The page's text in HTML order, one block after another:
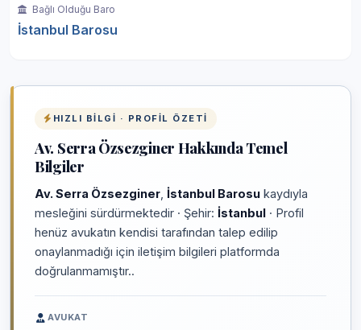
Bağlı Olduğu Baro
İstanbul Barosu
HIZLI BILGI · PROFIL ÖZETI
Av. Serra Özsezginer Hakkında Temel
Bilgiler
Av. Serra Özsezginer İstanbul Barosu kaydıyla
mesleğini sürdürmektedir · Şehir: İstanbul · Profil
henüz avukatın kendisi tarafından talep edilip
onaylanmadığı için iletişim bilgileri platformda
doğrulanmamıştır..
AVUKAT